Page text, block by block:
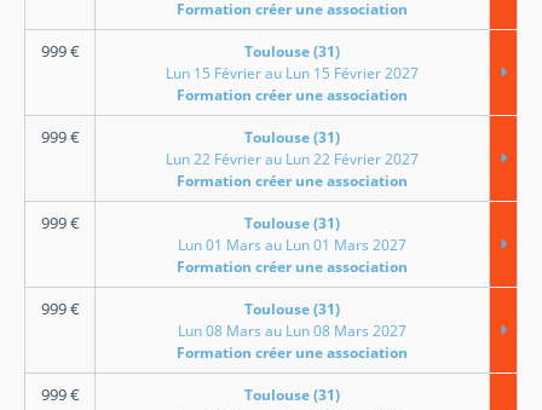
Formation créer une association
999€
Toulouse (31)
Lun 15 Février au Lun 15 Février 2027
Formation créer une association
999€
Toulouse (31)
Lun 22 Février au Lun 22 Février 2027
Formation créer une association
999€
Toulouse (31)
Lun 01 Mars au Lun 01 Mars 2027
Formation créer une association
999€
Toulouse (31)
Lun 08 Mars au Lun 08 Mars 2027
Formation créer une association
999€
Toulouse (31)